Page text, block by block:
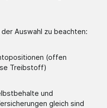
Auswahl zu beachten:
(offen
Treibstoff)
und
gleich sind